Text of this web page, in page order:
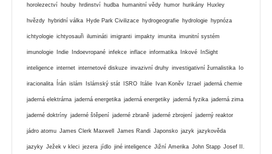
horolezectví houby hrdinství hudba humanitní vědy humor hurikány Huxley
hvězdy hybridní válka Hyde Park Civilizace hydrogeografie hydrologie hypnóza
ichtyologie ichtyosauři ilumináti imigranti impakty imunita imunitní systém
imunologie Indie Indoevropané infekce inflace informatika Inkové InSight
inteligence internet internetové diskuze invazivní druhy investigativní žurnalistika Io
iracionalita Írán islám Islámský stát ISRO Itálie Ivan Koněv Izrael jaderná chemie
jaderná elektrárna jaderná energetika jaderná energetiky jaderná fyzika jaderná zima
jaderné doktríny jaderné štěpení jaderné zbraně jaderné zbrojení jaderný reaktor
jádro atomu James Clerk Maxwell James Randi Japonsko jazyk jazykověda
jazyky Ježek v kleci jezera jídlo jiné inteligence Jižní Amerika John Stapp Josef II.